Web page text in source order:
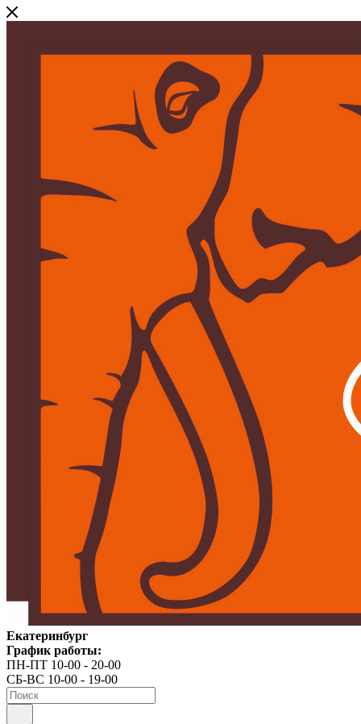
Екатеринбург
График работы:
ПН-ПТ 10-00 - 20-00
СБ-ВС 10-00 - 19-00